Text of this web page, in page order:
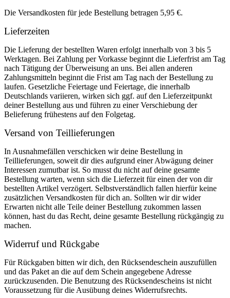
Die Versandkosten für jede Bestellung betragen 5,95 €.
Lieferzeiten
Die Lieferung der bestellten Waren erfolgt innerhalb von 3 bis 5
Werktagen. Bei Zahlung per Vorkasse beginnt die Lieferfrist am Tag
nach Tätigung der Überweisung an uns. Bei allen anderen
Zahlungsmitteln beginnt die Frist am Tag nach der Bestellung zu
laufen. Gesetzliche Feiertage und Feiertage, die innerhalb
Deutschlands variieren, wirken sich ggf. auf den Lieferzeitpunkt
deiner Bestellung aus und führen zu einer Verschiebung der
Belieferung frühestens auf den Folgetag.
Versand von Teillieferungen
In Ausnahmefällen verschicken wir deine Bestellung in
Teillieferungen, soweit dir dies aufgrund einer Abwägung deiner
Interessen zumutbar ist. So musst du nicht auf deine gesamte
Bestellung warten, wenn sich die Lieferzeit für einen der von dir
bestellten Artikel verzögert. Selbstverständlich fallen hierfür keine
zusätzlichen Versandkosten für dich an. Sollten wir dir wider
Erwarten nicht alle Teile deiner Bestellung zukommen lassen
können, hast du das Recht, deine gesamte Bestellung rückgängig zu
machen.
Widerruf und Rückgabe
Für Rückgaben bitten wir dich, den Rücksendeschein auszufüllen
und das Paket an die auf dem Schein angegebene Adresse
zurückzusenden. Die Benutzung des Rücksendescheins ist nicht
Voraussetzung für die Ausübung deines Widerrufsrechts.